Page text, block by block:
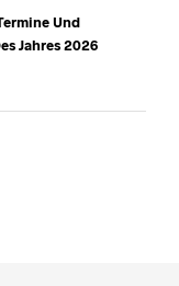
Und
Jahres 2026